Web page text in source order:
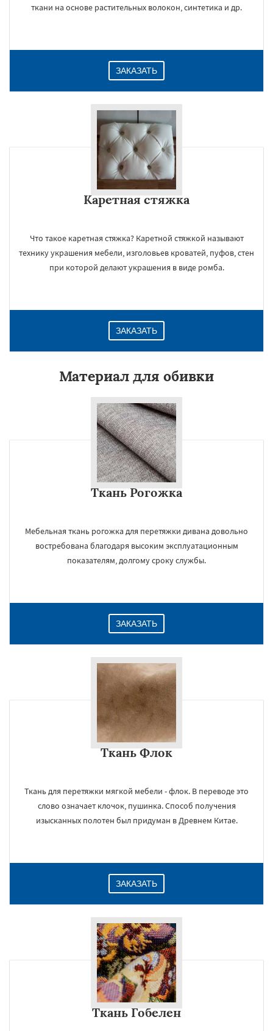
ткани на основе растительных волокон, синтетика и др.
ЗАКАЗАТЬ
Каретная стяжка
Что такое каретная стяжка? Каретной стяжкой называют
технику украшения мебели, изголовьев кроватей, пуфов, стен
при которой делают украшения в виде ромба.
ЗАКАЗАТЬ
Материал для обивки
Ткань Рогожка
Мебельная ткань рогожка для перетяжки дивана довольно
востребована благодаря высоким эксплуатационным
показателям, долгому сроку службы.
ЗАКАЗАТЬ
Ткань Флок
Ткань для перетяжки мягкой мебели - флок. В переводе это
слово означает клочок, пушинка. Способ получения
изысканных полотен был придуман в Древнем Китае.
ЗАКАЗАТЬ
Ткань Гобелен